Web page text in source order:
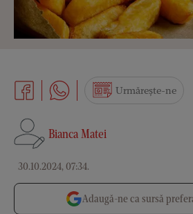
Bianca Matei
30.10.2024, 07:34.
Urmărește-ne
Adaugă-ne ca sursă